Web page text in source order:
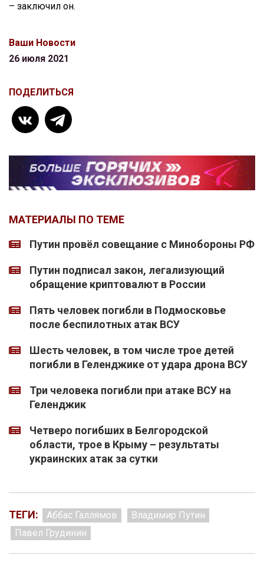
– заключил он.
Ваши Новости
26 июля 2021
ПОДЕЛИТЬСЯ
МАТЕРИАЛЫ ПО ТЕМЕ
Путин провёл совещание с Минобороны РФ
Путин подписал закон, легализующий
обращение криптовалют в России
Пять человек погибли в Подмосковье
после беспилотных атак ВСУ
Шесть человек, в том числе трое детей
погибли в Геленджике от удара дрона ВСУ
Три человека погибли при атаке ВСУ на
Геленджик
Четверо погибших в Белгородской
области, трое в Крыму – результаты
украинских атак за сутки
ТЕГИ: Аббас Галлямов
Владимир Путин
Павел Грудинин